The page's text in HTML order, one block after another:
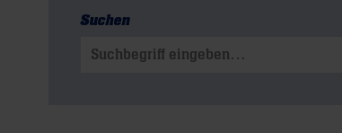
Suchen
Suchen nach: